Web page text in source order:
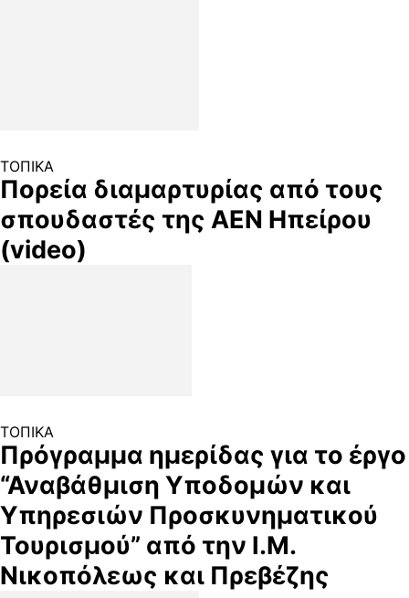
ΤΟΠΙΚΑ
Πορεία διαμαρτυρίας από τους
σπουδαστές της ΑΕΝ Ηπείρου
(video)
ΤΟΠΙΚΑ
Πρόγραμμα ημερίδας για το έργο
“Αναβάθμιση Υποδομών και
Υπηρεσιών Προσκυνηματικού
Τουρισμού” από την Ι.Μ.
Νικοπόλεως και Πρεβέζης